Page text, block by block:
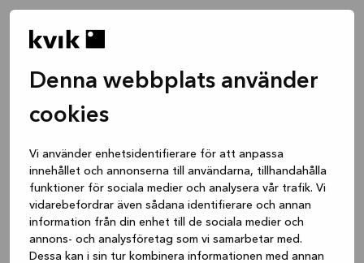
Denna webbplats använder
cookies
Vi använder enhetsidentifierare för att anpassa
innehållet och annonserna till användarna, tillhandahålla
funktioner för sociala medier och analysera vår trafik. Vi
vidarebefordrar även sådana identifierare och annan
information från din enhet till de sociala medier och
annons- och analysföretag som vi samarbetar med.
Dessa kan i sin tur kombinera informationen med annan